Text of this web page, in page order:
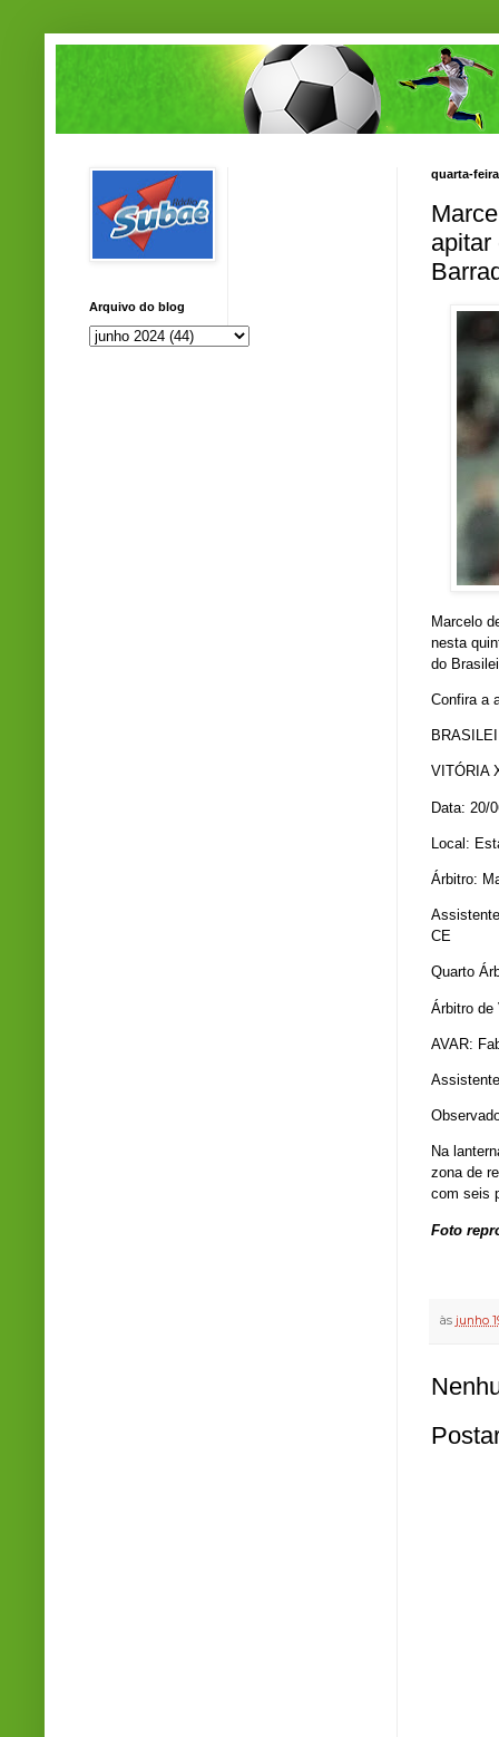
quarta-
apitar
Marcelo
nesta
do
Confira a
VITÓRIA
Data: 20/
Local:
Árbitro:
CE
Quarto
Árbitro de
AVAR:
Na
zona de
com seis
Foto
às junho
Arquivo do blog